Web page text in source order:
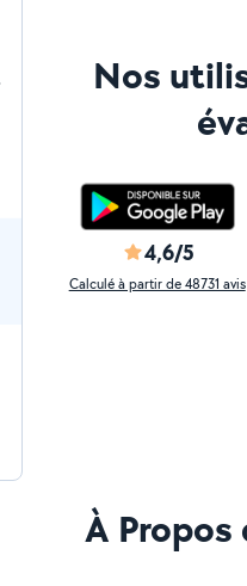
Nos
4,6/5
Calculé à partir de 48731 avis
À Propos